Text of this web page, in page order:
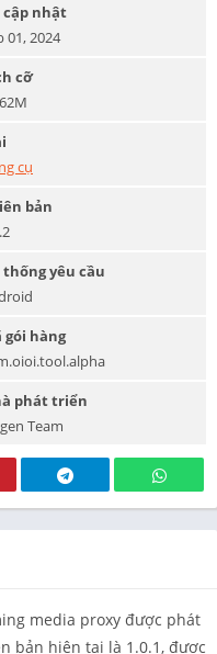
nhật
01, 2024
cỡ
cụ
bản
thống yêu cầu
gói hàng
phát triển
Team
media proxy được phát
bản hiện tại là 1.0.1, được